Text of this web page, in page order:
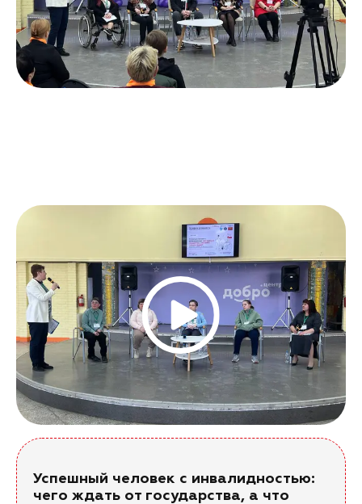
Успешный человек c инвалидностью:
чего ждать от государства, а что